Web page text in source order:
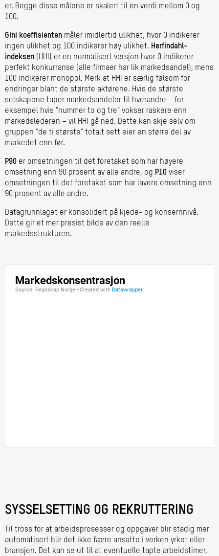
er. Begge disse målene er skalert til en verdi mellom 0 og
100.
Gini koeffisienten måler imidlertid ulikhet, hvor 0 indikerer
ingen ulikhet og 100 indikerer høy ulikhet. Herfindahl-
indeksen (HHI) er en normalisert versjon hvor 0 indikerer
perfekt konkurranse (alle firmaer har lik markedsandel), mens
100 indikerer monopol. Merk at HHI er særlig følsom for
endringer blant de største aktørene. Hvis de største
selskapene taper markedsandeler til hverandre – for
eksempel hvis "nummer to og tre" vokser raskere enn
markedslederen – vil HHI gå ned. Dette kan skje selv om
gruppen "de ti største" totalt sett eier en større del av
markedet enn før.
P90 er omsetningen til det foretaket som har høyere
omsetning enn 90 prosent av alle andre, og P10 viser
omsetningen til det foretaket som har lavere omsetning enn
90 prosent av alle andre.
Datagrunnlaget er konsolidert på kjede- og konsernnivå.
Dette gir et mer presist bilde av den reelle
markedsstrukturen.
SYSSELSETTING OG REKRUTTERING
Til tross for at arbeidsprosesser og oppgaver blir stadig mer
automatisert blir det ikke færre ansatte i verken yrket eller
bransjen. Det kan se ut til at eventuelle tapte arbeidstimer,